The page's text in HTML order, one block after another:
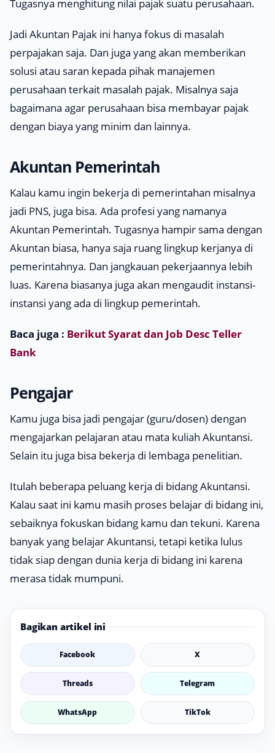
Tugasnya menghitung nilai pajak suatu perusahaan.
Jadi Akuntan Pajak ini hanya fokus di masalah
perpajakan saja. Dan juga yang akan memberikan
solusi atau saran kepada pihak manajemen
perusahaan terkait masalah pajak. Misalnya saja
bagaimana agar perusahaan bisa membayar pajak
dengan biaya yang minim dan lainnya.
Akuntan Pemerintah
Kalau kamu ingin bekerja di pemerintahan misalnya
jadi PNS, juga bisa. Ada profesi yang namanya
Akuntan Pemerintah. Tugasnya hampir sama dengan
Akuntan biasa, hanya saja ruang lingkup kerjanya di
pemerintahnya. Dan jangkauan pekerjaannya lebih
luas. Karena biasanya juga akan mengaudit instansi-
instansi yang ada di lingkup pemerintah.
Baca juga : Berikut Syarat dan Job Desc Teller
Bank
Pengajar
Kamu juga bisa jadi pengajar (guru/dosen) dengan
mengajarkan pelajaran atau mata kuliah Akuntansi.
Selain itu juga bisa bekerja di lembaga penelitian.
Itulah beberapa peluang kerja di bidang Akuntansi.
Kalau saat ini kamu masih proses belajar di bidang ini,
sebaiknya fokuskan bidang kamu dan tekuni. Karena
banyak yang belajar Akuntansi, tetapi ketika lulus
tidak siap dengan dunia kerja di bidang ini karena
merasa tidak mumpuni.
Bagikan artikel ini
Facebook X
Threads Telegram
WhatsApp TikTok